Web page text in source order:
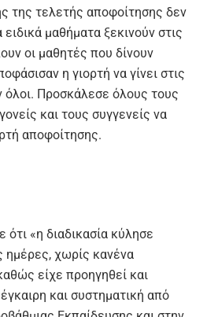
της τελετής αποφοίτησης δεν
μαθήματα ξεκινούν στις
οι μαθητές που δίνουν
η γιορτή να γίνει στις
όλοι. Προσκάλεσε όλους τους
και τους συγγενείς να
αποφοίτησης.
«η διαδικασία κύλησε
ημέρες, χωρίς κανένα
είχε προηγηθεί και
και συστηματική από